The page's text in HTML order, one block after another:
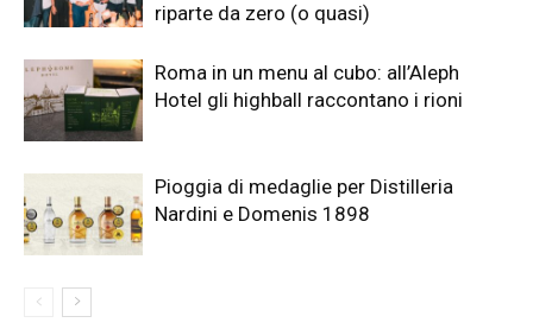
riparte da zero (o quasi)
Roma in un menu al cubo: all’Aleph
Hotel gli highball raccontano i rioni
Pioggia di medaglie per Distilleria
Nardini e Domenis 1898